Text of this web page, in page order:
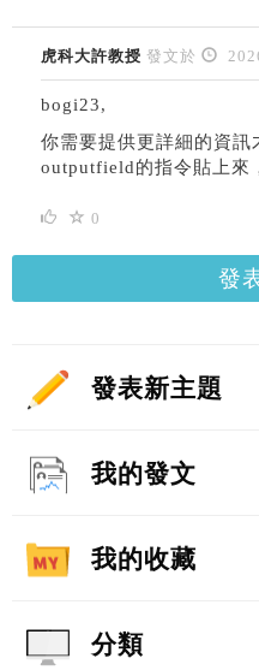
虎科大許教授 發文於
bogi23,
你需要提供更詳細的資
outputfield的指令貼上來
0
發
發表新主題
我的發文
我的收藏
分類